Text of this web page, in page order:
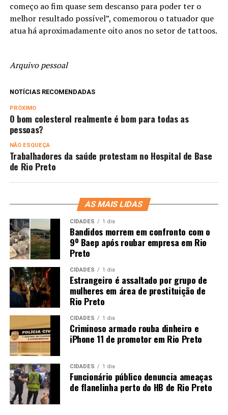
começo ao fim quase sem descanso para poder ter o
melhor resultado possível”, comemorou o tatuador que
atua há aproximadamente oito anos no setor de tattoos.
Arquivo pessoal
NOTÍCIAS RECOMENDADAS
PRÓXIMO
O bom colesterol realmente é bom para todas as
pessoas?
NÃO ESQUEÇA
Trabalhadores da saúde protestam no Hospital de Base
de Rio Preto
AS MAIS LIDAS
CIDADES 1 dia
Bandidos morrem em confronto com o
9º Baep após roubar empresa em Rio
Preto
CIDADES 1 dia
Estrangeiro é assaltado por grupo de
mulheres em área de prostituição de
Rio Preto
CIDADES 1 dia
Criminoso armado rouba dinheiro e
iPhone 11 de promotor em Rio Preto
CIDADES 1 dia
Funcionário público denuncia ameaças
de flanelinha perto do HB de Rio Preto